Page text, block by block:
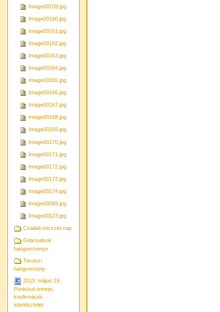
Image00159.jpg
Image00160.jpg
Image00161.jpg
Image00162.jpg
Image00163.jpg
Image00164.jpg
Image00165.jpg
Image00166.jpg
Image00167.jpg
Image00168.jpg
Image00169.jpg
Image00170.jpg
Image00171.jpg
Image00172.jpg
Image00173.jpg
Image00174.jpg
Image00069.jpg
Image00123.jpg
Családi missziói nap
Gitársulisok
hangversenye
Tavaszi
hangverseny
2013. május 19.
Pünkösd ünnepi,
konfirmációi
istentisztelet